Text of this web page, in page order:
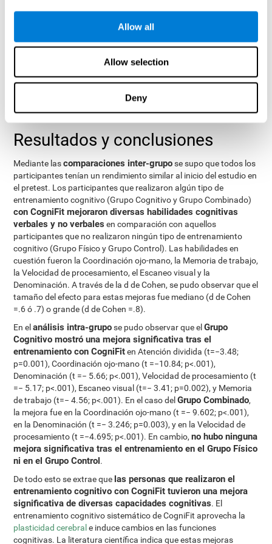
Allow all
Allow selection
Deny
con dos niveles (pretest y postest). Las dos variables inter-sujeto
fueron la de entrenamiento Cognitivo y la de entrenamiento
no realizado). Este modelo permite analizar las distintas
Tiempo x Entrenamiento Cognitivo.
Tiempo x Entrenamiento Físico.
Tiempo x Entrenamiento Cognitivo x Entrenamiento físico.
Resultados y conclusiones
Mediante lascomparaciones inter-grupose supo que todos los
participantes tenían un rendimiento similar al inicio del estudio en
el pretest. Los participantes que realizaron algún tipo de
entrenamiento cognitivo (Grupo Cognitivo y Grupo Combinado)
con CogniFit mejoraron diversas habilidades cognitivas
verbales y no verbales en comparación con aquellos
participantes que no realizaron ningún tipo de entrenamiento
cognitivo (Grupo Físico y Grupo Control). Las habilidades en
cuestión fueron la Coordinación ojo-mano, la Memoria de trabajo,
la Velocidad de procesamiento, el Escaneo visual y la
Denominación. A través de la d de Cohen, se pudo observar que el
tamaño del efecto para estas mejoras fue mediano (d de Cohen
=.6 ó .7) o grande (d de Cohen =.8).
En elanálisis intra-grupose pudo observar que elGrupo
Cognitivo mostró una mejora significativa tras el
entrenamiento con CogniFiten Atención dividida (t=−3.48;
p=0.001), Coordinación ojo-mano (t =−10.84; p<.001),
Denominación (t =− 5.66; p<.001), Velocidad de procesamiento (t
=− 5.17; p<.001), Escaneo visual (t=− 3.41; p=0.002), y Memoria
de trabajo (t=− 4.56; p<.001). En el caso delGrupo Combinado,
la mejora fue en la Coordinación ojo-mano (t =− 9.602; p<.001),
en la Denominación (t =− 3.246; p=0.003), y en la Velocidad de
procesamiento (t =−4.695; p<.001). En cambio,no hubo ninguna
mejora significativa tras el entrenamiento en el Grupo Físico
ni en el Grupo Control.
De todo esto se extrae que las personas que realizaron el
entrenamiento cognitivo con CogniFit tuvieron una mejora
significativa de diversas capacidades cognitivas. El
entrenamiento cognitivo sistemático de CogniFit aprovecha la
plasticidad cerebral e induce cambios en las funciones
cognitivas. La literatura científica indica que estas mejoras